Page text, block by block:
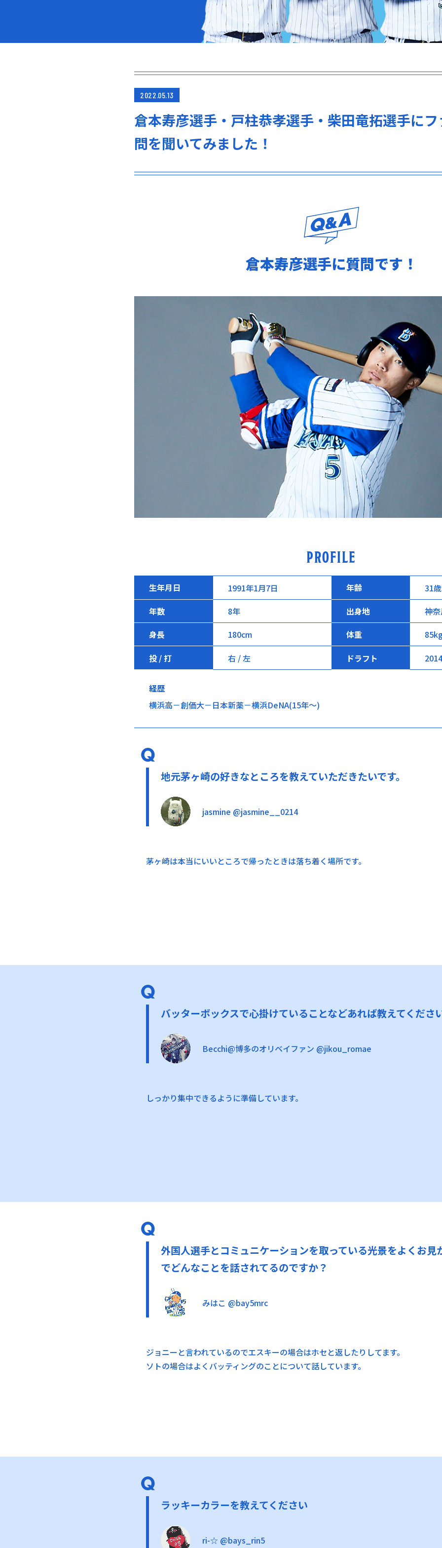
2022.05.13
倉本寿彦選手・戸柱恭孝選手・柴田竜拓選手に
問を聞いてみました！
倉本寿彦選手に質問です！
PROFILE
生年月日 1991年1月7日 年齢
31歳
年数
8年 出身地
神
身長
180cm 体重
投 / 打
右 / 左 ドラフト
経歴
横浜高－創価大－日本新薬－横浜DeNA(15年～)
地元茅ヶ崎の好きなところを教えていただきたいです。
jasmine @jasmine__0214
茅ヶ崎は本当にいいところで帰ったときは落ち着く場所です。
バッターボックスで心掛けていることなどあれば教えてくださ
Becchi@博多のオリベイファン @jikou_romae
しっかり集中できるように準備しています。
外国人選手とコミュニケーションを取っている光景をよくお見
でどんなことを話されてるのですか？
みはこ @bay5mrc
ジョニーと言われているのでエスキーの場合はホセと返したりしてます。
ソトの場合はよくバッティングのことについて話しています。
ラッキーカラーを教えてください
ri-☆ @bays_rin5